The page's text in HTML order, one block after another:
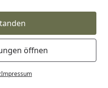
öffnen
Impressum